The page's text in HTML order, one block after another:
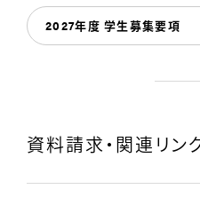
2027年度 学生募集要項
資料請求・関連リン